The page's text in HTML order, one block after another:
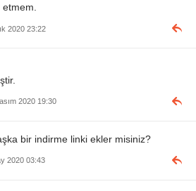
etmem.
2020 23:22
2020 19:30
bir indirme linki ekler misiniz?
2020 03:43